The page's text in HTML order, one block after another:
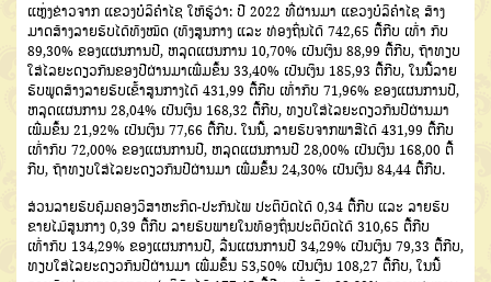
ແຫຼ່ງຂ່າວຈາກ ແຂວງບໍລິຄຳໄຊ ໃຫ້ຮູ້ວ່າ: ປີ 2022 ທີ່ຜ່ານມາ ແຂວງບໍລິຄຳໄຊ ສ້າງ
ມາດສ້າງລາຍຮັບໄດ້ທັງໝົດ (ທັງສູນກາງ ແລະ ທ່ອງຖິ່ນໄດ້ 742,65 ຕື້ກີບ ເທົ່າ ກັບ
89,30% ຂອງແຜນການປີ, ຫລຸດແຜນການ 10,70% ເປັນເງິນ 88,99 ຕື້ກີບ, ຖ້າທຽບ
ໃສ່ໄລຍະດຽວກັນຂອງປີຜ່ານມາເພີ່ມຂຶ້ນ 33,40% ເປັນເງິນ 185,93 ຕື້ກີບ, ໃນນີ້ລາຍ
ຮັບພູດສ້າງລາຍຮັບເຂົ້າສູນກາງໄດ້ 431,99 ຕື້ກີບ ເທົ່າກັບ 71,96% ຂອງແຜນການປີ,
ຫລຸດແຜນການ 28,04% ເປັນເງິນ 168,32 ຕື້ກີບ, ທຽບໃສ່ໄລຍະດຽວກັນປີຜ່ານມາ
ເພີ່ມຂຶ້ນ 21,92% ເປັນເງິນ 77,66 ຕື້ກີບ. ໃນນີ້, ລາຍຮັບຈາກພາສີໄດ້ 431,99 ຕື້ກີບ
ເທົ່າກັບ 72,00% ຂອງແຜນການປີ, ຫລຸດແຜນການປີ 28,00% ເປັນເງິນ 168,00 ຕື້
ກີບ, ຖ້າທຽບໃສ່ໄລຍະດຽວກັນປີຜ່ານມາ ເພີ່ມຂຶ້ນ 24,30% ເປັນເງິນ 84,44 ຕື້ກີບ.
ສ່ວນລາຍຮັບຄຸ້ມຄອງວິສາຫະກິດ-ປະກັນໄພ ປະຕິບັດໄດ້ 0,34 ຕື້ກີບ ແລະ ລາຍຮັບ
ຂາຍໄມ້ສູນກາງ 0,39 ຕື້ກີບ ລາຍຮັບພາຍໃນທ້ອງຖິ່ນປະຕິບັດໄດ້ 310,65 ຕື້ກີບ
ເທົ່າກັບ 134,29% ຂອງແຜນການປີ, ລື່ນແຜນການປີ 34,29% ເປັນເງິນ 79,33 ຕື້ກີບ,
ທຽບໃສ່ໄລຍະດຽວກັນປີຜ່ານມາ ເພີ່ມຂຶ້ນ 53,50% ເປັນເງິນ 108,27 ຕື້ກີບ, ໃນນີ້